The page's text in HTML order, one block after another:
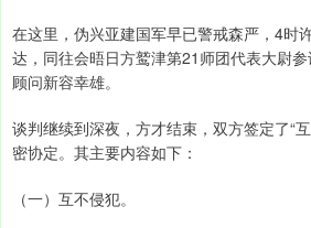
在这里，伪兴亚建国军早已警戒森严，4时
达，同往会晤日方鹫津第21师团代表大尉
顾问新容幸雄。
谈判继续到深夜，方才结束，双方签定了“
密协定。其主要内容如下：
（一）互不侵犯。